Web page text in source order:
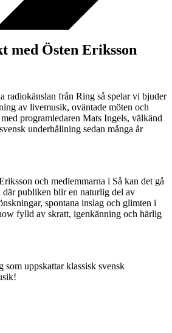
med Östen Eriksson
radiokänslan från Ring så spelar vi bjuder
av livemusik, oväntade möten och
programledaren Mats Ingels, välkänd
underhållning sedan många år
och medlemmarna i Så kan det gå
där publiken blir en naturlig del av
spontana inslag och glimten i
fylld av skratt, igenkänning och härlig
uppskattar klassisk svensk